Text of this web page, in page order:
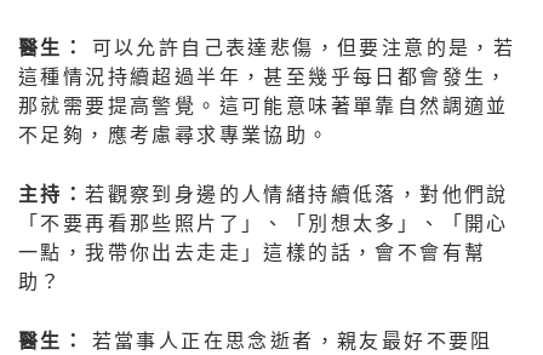
醫生：
可以允許自己表達悲傷，但要注意的是，若
這種情況持續超過半年，甚至幾乎每日都會發生，
那就需要提高警覺。這可能意味著單靠自然調適並
不足夠，應考慮尋求專業協助。
主持：若觀察到身邊的人情緒持續低落，對他們說
「不要再看那些照片了」、「別想太多」、「開心
一點，我帶你出去走走」這樣的話，會不會有幫
助？
醫生：
若當事人正在思念逝者，親友最好不要阻